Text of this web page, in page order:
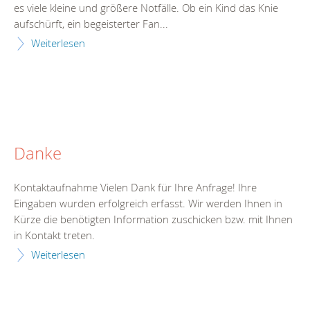
es viele kleine und größere Notfälle. Ob ein Kind das Knie
aufschürft, ein begeisterter Fan...
Weiterlesen
Danke
Kontaktaufnahme Vielen Dank für Ihre Anfrage! Ihre
Eingaben wurden erfolgreich erfasst. Wir werden Ihnen in
Kürze die benötigten Information zuschicken bzw. mit Ihnen
in Kontakt treten.
Weiterlesen